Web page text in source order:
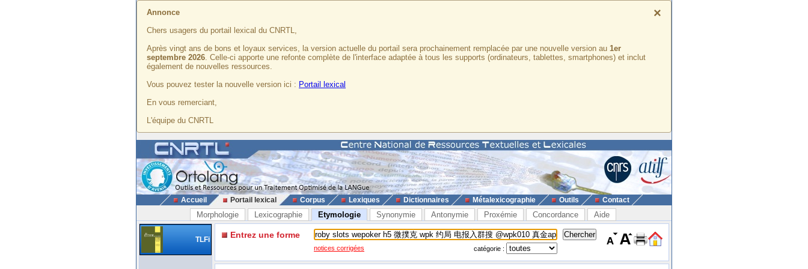
×
Annonce
Chers usagers du portail lexical du CNRTL,
Après vingt ans de bons et loyaux services, la version actuelle du portail sera prochainement remplacée par une nouvelle version au 1er
septembre 2026. Celle-ci apporte une refonte complète de l'interface adaptée à tous les supports (ordinateurs, tablettes, smartphones) et inclut
également de nouvelles ressources.
Vous pouvez tester la nouvelle version ici : Portail lexical
En vous remerciant,
L'équipe du CNRTL
Accueil Portail lexical Corpus Lexiques Dictionnaires Métalexicographie Outils Contact
Morphologie Lexicographie Etymologie Synonymie Antonymie Proxémie Concordance Aide
TLFi Entrez une forme
notices corrigées catégorie :